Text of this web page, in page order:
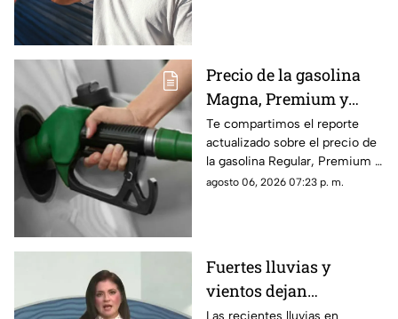
Precio de la gasolina
Magna, Premium y
Diésel en Chiapas:
costo por municipio
este viernes 7 de agosto
Te compartimos el reporte
actualizado sobre el precio de
la gasolina Regular, Premium y
Diésel en las estaciones de
agosto 06, 2026 07:23 p. m.
Fuertes lluvias y
vientos dejan
viviendas dañadas en